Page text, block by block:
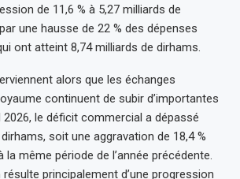
de 11,6 % à 5,27 milliards de
une hausse de 22 % des dépenses
ont atteint 8,74 milliards de dirhams.
alors que les échanges
continuent de subir d’importantes
le déficit commercial a dépassé
soit une aggravation de 18,4 %
même période de l’année précédente.
principalement d’une progression